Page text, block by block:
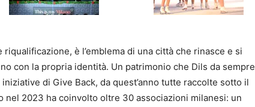
riqualificazione, è l’emblema di una città che rinasce e si
con la propria identità. Un patrimonio che Dils da sempre
di Give Back, da quest’anno tutte raccolte sotto il
nel 2023 ha coinvolto oltre 30 associazioni milanesi: un